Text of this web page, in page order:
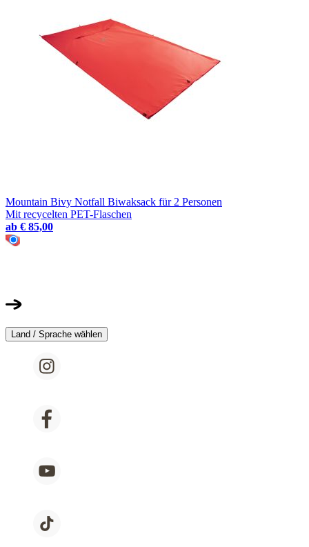
Mountain Bivy Notfall Biwaksack für 2 Personen
Mit recycelten PET-Flaschen
ab € 85,00
Land / Sprache wählen